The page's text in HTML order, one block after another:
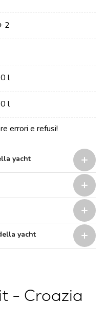
2
l
l
errori e refusi!
yacht
yacht
- Croazia